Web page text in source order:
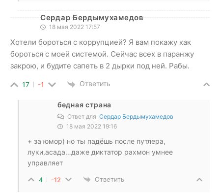
Сердар Бердымухамедов
18 мая 2022 17:57
Хотели бороться с коррупцией? Я вам покажу как
бороться с моей системой. Сейчас всех в паранжу
закрою, и будите сапеть в 2 дырки под ней. Рабы.
17 -1 Ответить
бедная страна
Ответ для Сердар Бердымухамедов
18 мая 2022 19:16
+ за юмор) но ты падёшь после путлера,
луки,асада…даже диктатор рахмон умнее
управляет
4 -12 Ответить